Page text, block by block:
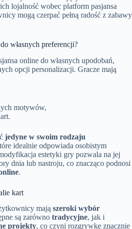
lojalność wobec platform pasjansa
mogą czerpać pełną radość z zabawy
własnych preferencji?
online do własnych upodobań,
opcji personalizacji. Gracze mają
motywów,
jedyne w swoim rodzaju
idealnie odpowiada osobistym
estetyki gry pozwala na jej
dnia lub nastroju, co znacząco podnosi
.
kart
mają szeroki wybór
są zarówno tradycyjne, jak i
projekty, co czyni rozgrywkę znacznie